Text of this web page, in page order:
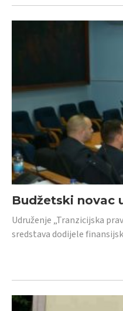
Budžetski novac
Udruženje „Tranzicijska
sredstava dodijele